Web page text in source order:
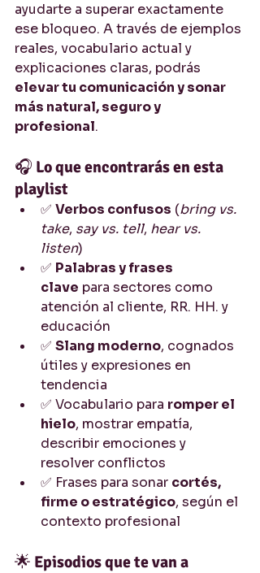
ayudarte a superar exactamente
ese bloqueo. A través de ejemplos
reales, vocabulario actual y
explicaciones claras, podrás
elevar tu comunicación y sonar
más natural, seguro y
profesional.
🎧 Lo que encontrarás en esta
playlist
✅ Verbos confusos (bring vs.
take, say vs. tell, hear vs.
listen)
✅ Palabras y frases
clave para sectores como
atención al cliente, RR. HH. y
educación
✅ Slang moderno, cognados
útiles y expresiones en
tendencia
✅ Vocabulario para romper el
hielo, mostrar empatía,
describir emociones y
resolver conflictos
✅ Frases para sonar cortés,
firme o estratégico, según el
contexto profesional
🌟 Episodios que te van a